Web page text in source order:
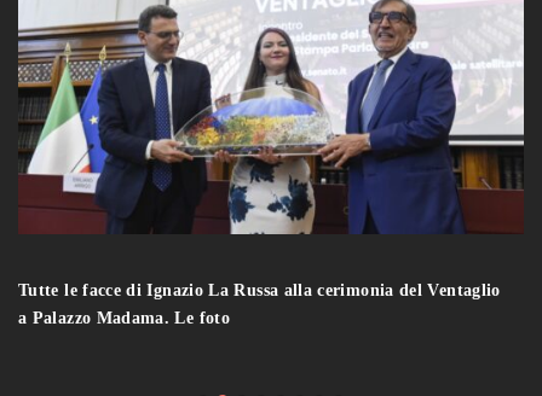
Tutte le facce di Ignazio La Russa alla cerimonia del Ventaglio
a Palazzo Madama. Le foto